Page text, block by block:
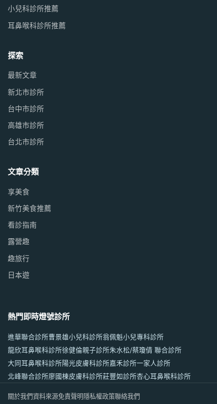
小兒科診所推薦
耳鼻喉科診所推薦
探索
最新文章
新北市診所
台中市診所
高雄市診所
台北市診所
文章分類
享美食
新竹美食推薦
看診指南
露營趣
趣旅行
日本遊
熱門即時燈號診所
進華聯合診所曹景雄小兒科診所翁佩魁小兒專科診所
龍欣耳鼻喉科診所徐健倫親子診所朱水松/蔡瓊倩 聯合診所
大同耳鼻喉科診所陽光皮膚科診所嘉禾診所一家人診所
北峰聯合診所廖國棟皮膚科診所莊豐如診所杏心耳鼻喉科診所
關於我們資料來源免責聲明隱私權政策聯絡我們